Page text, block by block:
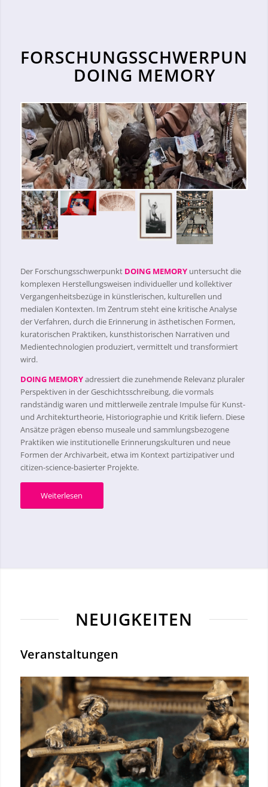
DOING MEMORY
Der Forschungsschwerpunkt DOING MEMORYuntersucht die
komplexen Herstellungsweisen individueller und kollektiver
Vergangenheitsbezüge in künstlerischen, kulturellen und
medialen Kontexten. Im Zentrum steht eine kritische Analyse
der Verfahren, durch die Erinnerung in ästhetischen Formen,
kuratorischen Praktiken, kunsthistorischen Narrativen und
Medientechnologien produziert, vermittelt und transformiert
wird.
DOING MEMORYadressiert die zunehmende Relevanz pluraler
Perspektiven in der Geschichtsschreibung, die vormals
randständig waren und mittlerweile zentrale Impulse für Kunst-
und Architekturtheorie, Historiographie und Kritik liefern. Diese
Ansätze prägen ebenso museale und sammlungsbezogene
Praktiken wie institutionelle Erinnerungskulturen und neue
Formen der Archivarbeit, etwa im Kontext partizipativer und
citizen-science-basierter Projekte.
Weiterlesen
NEUIGKEITEN
Veranstaltungen